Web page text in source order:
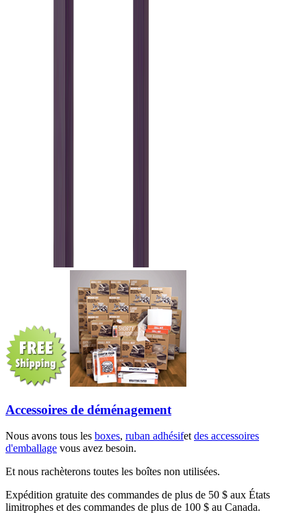
Accessoires de déménagement
Nous avons tous les boxes, ruban adhésifetdes accessoires
d'emballage vous avez besoin.
Et nous rachèterons toutes les boîtes non utilisées.
Expédition gratuite des commandes de plus de 50 $ aux États
limitrophes et des commandes de plus de 100 $ au Canada.